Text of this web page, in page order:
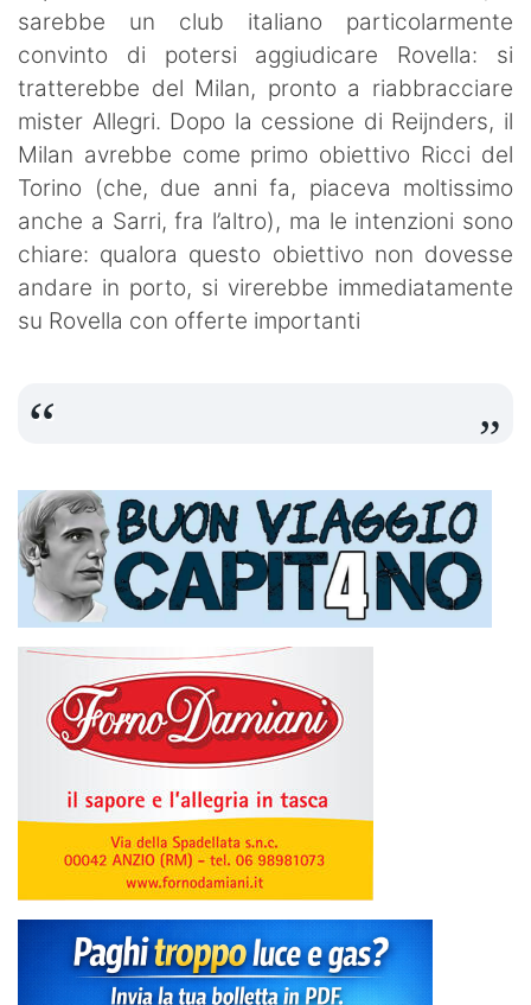
sarebbe un club italiano particolarmente
convinto di potersi aggiudicare Rovella: si
tratterebbe del Milan, pronto a riabbracciare
mister Allegri. Dopo la cessione di Reijnders, il
Milan avrebbe come primo obiettivo Ricci del
Torino (che, due anni fa, piaceva moltissimo
anche a Sarri, fra l’altro), ma le intenzioni sono
chiare: qualora questo obiettivo non dovesse
andare in porto, si virerebbe immediatamente
su Rovella con offerte importanti